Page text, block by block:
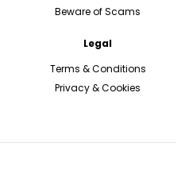
Beware of Scams
Legal
Terms & Conditions
Privacy & Cookies